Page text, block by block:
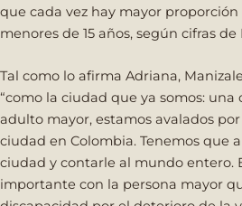
que cada vez hay mayor
menores de 15 años, según cifras
Tal como lo afirma Adriana,
“como la ciudad que ya somos:
adulto mayor, estamos avalados
ciudad en Colombia. Tenemos que
ciudad y contarle al mundo entero.
importante con la persona mayor